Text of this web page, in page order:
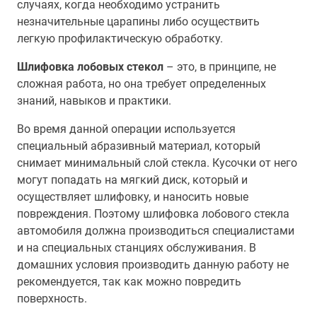
случаях, когда необходимо устранить
незначительные царапины либо осуществить
легкую профилактическую обработку.
Шлифовка лобовых стекол – это, в принципе, не
сложная работа, но она требует определенных
знаний, навыков и практики.
Во время данной операции используется
специальный абразивный материал, который
снимает минимальный слой стекла. Кусочки от него
могут попадать на мягкий диск, который и
осуществляет шлифовку, и наносить новые
повреждения. Поэтому шлифовка лобового стекла
автомобиля должна производиться специалистами
и на специальных станциях обслуживания. В
домашних условия производить данную работу не
рекомендуется, так как можно повредить
поверхность.